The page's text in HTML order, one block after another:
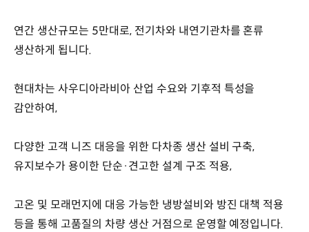
연간 생산규모는 5만대로, 전기차와 내연기관차를 혼류
생산하게 됩니다.
현대차는 사우디아라비아 산업 수요와 기후적 특성을
감안하여,
다양한 고객 니즈 대응을 위한 다차종 생산 설비 구축,
유지보수가 용이한 단순·견고한 설계 구조 적용,
고온 및 모래먼지에 대응 가능한 냉방설비와 방진 대책 적용
등을 통해 고품질의 차량 생산 거점으로 운영할 예정입니다.